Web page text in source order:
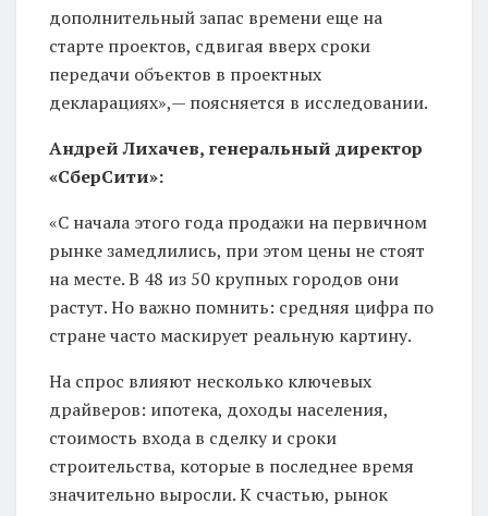
дополнительный запас времени еще на
старте проектов, сдвигая вверх сроки
передачи объектов в проектных
декларациях»,— поясняется в исследовании.
Андрей Лихачев, генеральный директор
«СберСити»:
«С начала этого года продажи на первичном
рынке замедлились, при этом цены не стоят
на месте. В 48 из 50 крупных городов они
растут. Но важно помнить: средняя цифра по
стране часто маскирует реальную картину.
На спрос влияют несколько ключевых
драйверов: ипотека, доходы населения,
стоимость входа в сделку и сроки
строительства, которые в последнее время
значительно выросли. К счастью, рынок